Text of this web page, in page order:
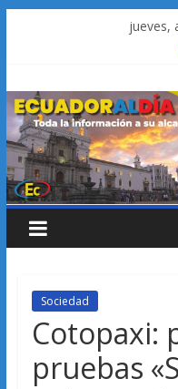
jueves,
Sociedad
Cotopaxi:
pruebas